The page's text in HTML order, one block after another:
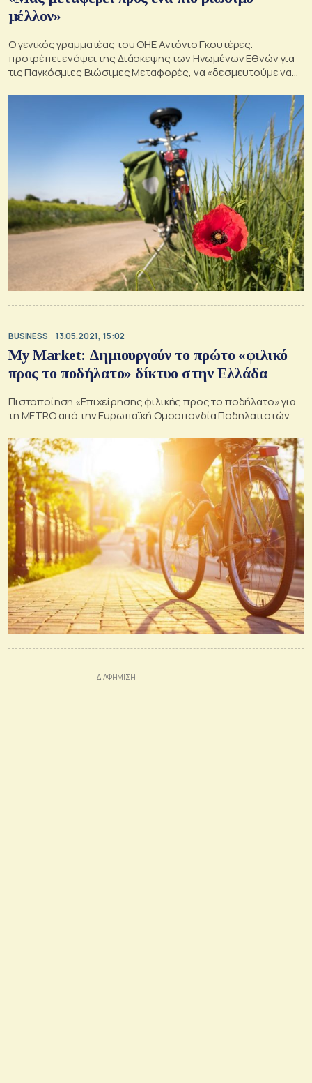
μέλλον»
Ο γενικός γραμματέας του ΟΗΕ Αντόνιο Γκουτέρες.
προτρέπει ενόψει της Διάσκεψης των Ηνωμένων Εθνών για
τις Παγκόσμιες Βιώσιμες Μεταφορές, να «δεσμευτούμε να
BUSINESS 13.05.2021, 15:02
My Market: Δημιουργούν το πρώτο «φιλικό
προς το ποδήλατο» δίκτυο στην Ελλάδα
Πιστοποίηση «Επιχείρησης φιλικής προς το ποδήλατο» για
τη METRO από την Ευρωπαϊκή Ομοσπονδία Ποδηλατιστών